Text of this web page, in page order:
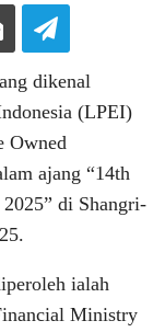
dikenal
(LPEI)
Owned
ajang “14th
di Shangri-
ialah
Ministry